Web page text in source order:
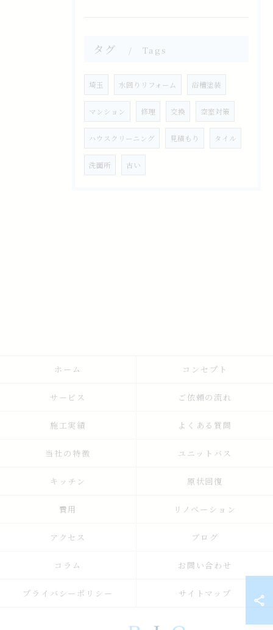
タグ Tags
埼玉 水回りリフォーム 浴槽塗装
マンション 修理 交換 空室対策
ハウスクリーニング 見積もり タイル
洗面所 古い
ホーム コンセプト
サービス ご依頼の流れ
施工実績 よくある質問
当社の特徴 ユニットバス
キッチン 原状回復
費用 リノベーション
アクセス ブログ
コラム お問い合わせ
プライバシーポリシー サイトマップ